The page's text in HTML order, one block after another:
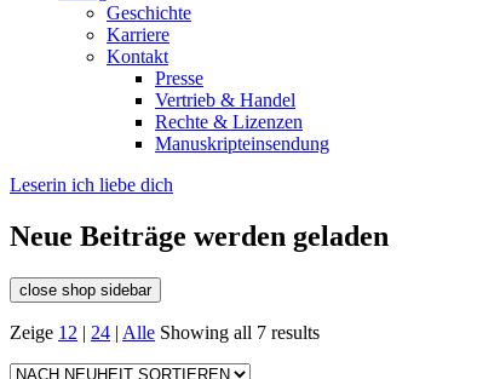
Geschichte
Karriere
Kontakt
Presse
Vertrieb & Handel
Rechte & Lizenzen
Manuskripteinsendung
Leserin ich liebe dich
Neue Beiträge werden geladen
close shop sidebar
Zeige 12 | 24 | Alle Showing all 7 results